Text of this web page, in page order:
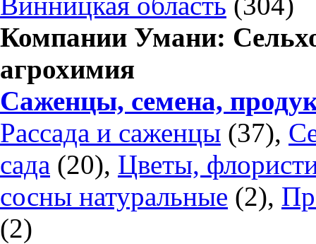
Компании Умани:
агрохимия
Саженцы, семена,
Рассада и саженцы (37),
сада (20), Цветы,
сосны натуральные (2),
(2)